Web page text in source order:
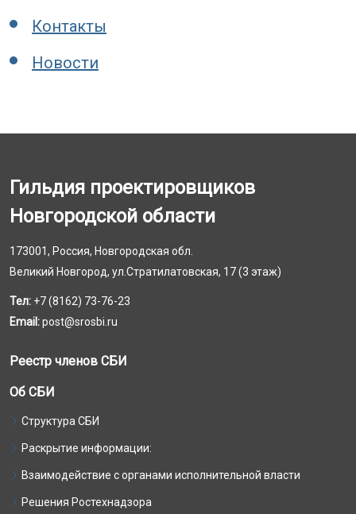
Контакты
Новости
Гильдия проектировщиков
Новгородской области
173001, Россия, Новгородская обл.
Великий Новгород, ул.Стратилатовская, 17 (3 этаж)
Тел: +7 (8162) 73-76-23
Email:post@srosbi.ru
Реестр членов СБИ
Об СБИ
Структура СБИ
Раскрытие информации:
Взаимодействие с органами исполнительной власти
Решения Ростехнадзора